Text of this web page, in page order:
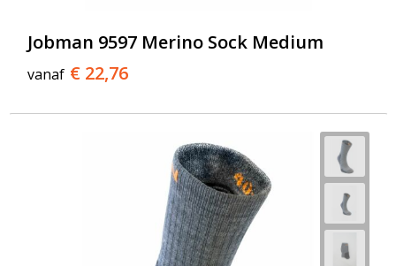
Jobman 9597 Merino Sock Medium
vanaf € 22,76